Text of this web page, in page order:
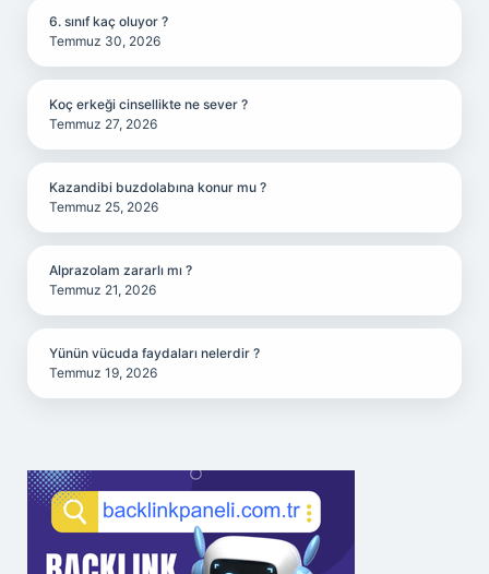
6. sınıf kaç oluyor ?
Temmuz 30, 2026
Koç erkeği cinsellikte ne sever ?
Temmuz 27, 2026
Kazandibi buzdolabına konur mu ?
Temmuz 25, 2026
Alprazolam zararlı mı ?
Temmuz 21, 2026
Yünün vücuda faydaları nelerdir ?
Temmuz 19, 2026